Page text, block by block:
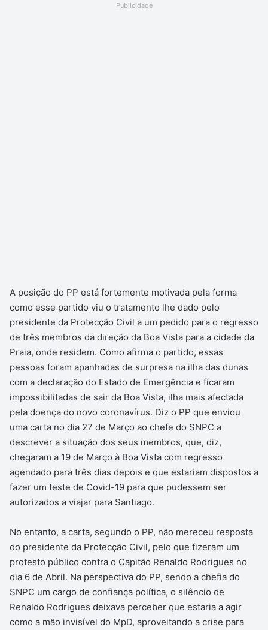
Publicidade
A posição do PP está fortemente motivada pela forma
como esse partido viu o tratamento lhe dado pelo
presidente da Protecção Civil a um pedido para o regresso
de três membros da direção da Boa Vista para a cidade da
Praia, onde residem. Como afirma o partido, essas
pessoas foram apanhadas de surpresa na ilha das dunas
com a declaração do Estado de Emergência e ficaram
impossibilitadas de sair da Boa Vista, ilha mais afectada
pela doença do novo coronavírus. Diz o PP que enviou
uma carta no dia 27 de Março ao chefe do SNPC a
descrever a situação dos seus membros, que, diz,
chegaram a 19 de Março à Boa Vista com regresso
agendado para três dias depois e que estariam dispostos a
fazer um teste de Covid-19 para que pudessem ser
autorizados a viajar para Santiago.
No entanto, a carta, segundo o PP, não mereceu resposta
do presidente da Protecção Civil, pelo que fizeram um
protesto público contra o Capitão Renaldo Rodrigues no
dia 6 de Abril. Na perspectiva do PP, sendo a chefia do
SNPC um cargo de confiança política, o silêncio de
Renaldo Rodrigues deixava perceber que estaria a agir
como a mão invisível do MpD, aproveitando a crise para